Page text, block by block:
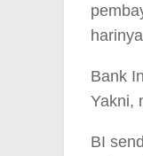
Bank
Yakni,
BI